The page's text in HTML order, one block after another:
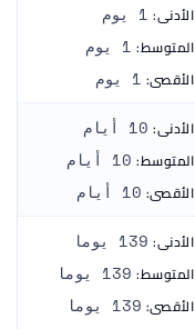
الأدنى: 1 يوم
المتوسط: 1 يوم
الأقصى: 1 يوم
الأدنى: 10 أيام
المتوسط: 10 أيام
الأقصى: 10 أيام
الأدنى: 139 يوما
المتوسط: 139 يوما
الأقصى: 139 يوما